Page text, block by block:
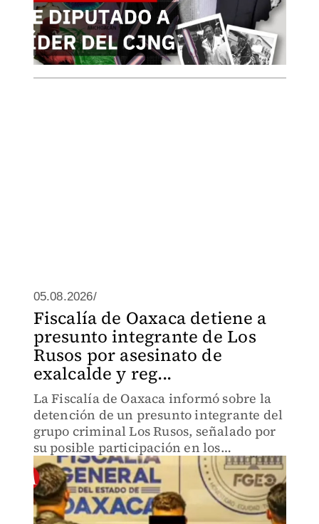
05.08.2026/
Fiscalía de Oaxaca detiene a
presunto integrante de Los
Rusos por asesinato de
exalcalde y reg...
La Fiscalía de Oaxaca informó sobre la
detención de un presunto integrante del
grupo criminal Los Rusos, señalado por
su posible participación en los
homicidios de un exalcalde y una
regidora.